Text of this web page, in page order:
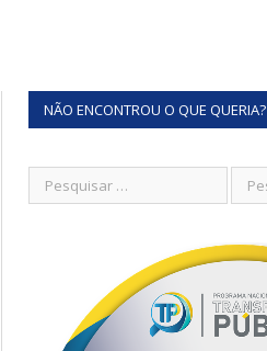
NÃO ENCONTROU O QUE QUERIA?